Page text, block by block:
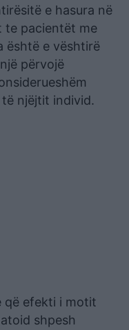
e hasura në
te pacientët me
është e vështirë
përvojë
njëjtit individ.
që efekti i motit
shpesh